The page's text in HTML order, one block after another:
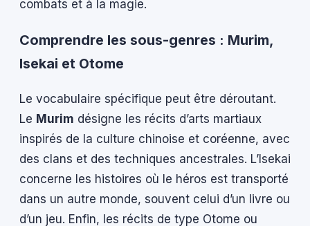
combats et à la magie.
Comprendre les sous-genres : Murim,
Isekai et Otome
Le vocabulaire spécifique peut être déroutant.
Le Murim désigne les récits d’arts martiaux
inspirés de la culture chinoise et coréenne, avec
des clans et des techniques ancestrales. L’Isekai
concerne les histoires où le héros est transporté
dans un autre monde, souvent celui d’un livre ou
d’un jeu. Enfin, les récits de type Otome ou